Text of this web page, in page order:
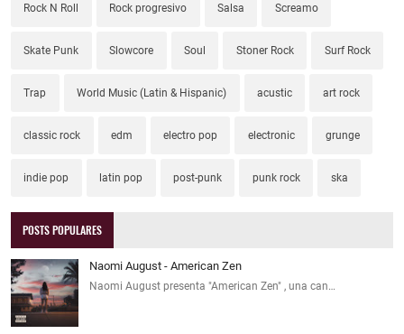
Rock N Roll Rock progresivo Salsa Screamo
Skate Punk Slowcore Soul Stoner Rock Surf Rock
Trap World Music (Latin & Hispanic) acustic art rock
classic rock edm electro pop electronic grunge
indie pop latin pop post-punk punk rock ska
POSTS POPULARES
Naomi August - American Zen
Naomi August presenta "American Zen" , una can…